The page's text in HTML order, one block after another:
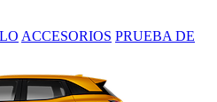
ACCESORIOS PRUEBA DE